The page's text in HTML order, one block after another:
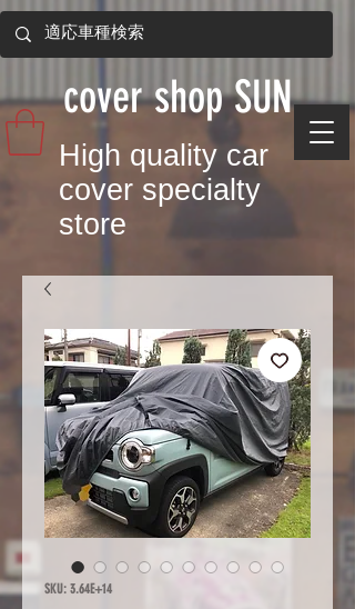
​High quality car
cover specialty
store
​cover shop SUN
SKU: 3.64E+14